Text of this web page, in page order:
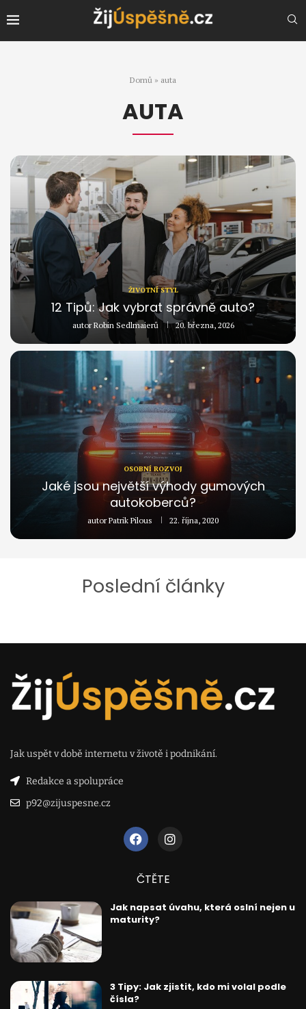
Domů » auta
AUTA
ŽIVOTNÍ STYL
12 Tipů: Jak vybrat správně auto?
autorRobin Sedlmaierů 20. března, 2026
OSOBNÍ ROZVOJ
Jaké jsou největší výhody gumových
autokoberců?
autorPatrik Pilous 22. října, 2020
Poslední články
Jak uspět v době internetu v životě i podnikání.
Redakce a spolupráce
p92@zijuspesne.cz
ČTĚTE
Jak napsat úvahu, která oslní nejen u
maturity?
3 Tipy: Jak zjistit, kdo mi volal podle
čísla?